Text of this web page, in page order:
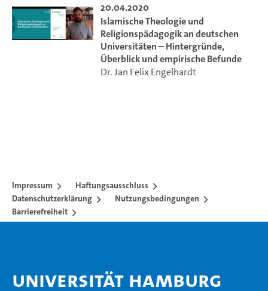
20.04.2020
Islamische Theologie und
Religionspädagogik an deutschen
Universitäten – Hintergründe,
Überblick und empirische Befunde
Dr. Jan Felix Engelhardt
Impressum
Haftungsausschluss
Datenschutzerklärung
Nutzungsbedingungen
Barrierefreiheit
Universität Hamburg